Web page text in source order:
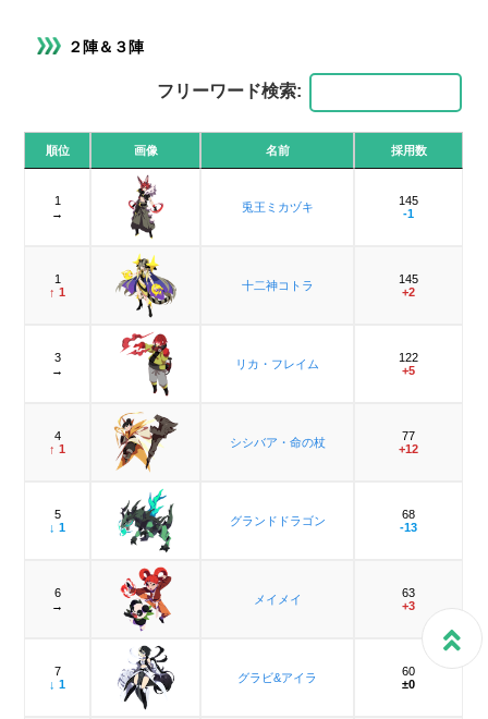
２陣＆３陣
フリーワード検索:
順位 画像 名前 採用数
1
→
兎王ミカヅキ
145
-1
1
↑ 1
十二神コトラ
145
+2
3
→
リカ・フレイム
122
+5
4
↑ 1
シシバア・命の杖
77
+12
5
↓ 1
グランドドラゴン
68
-13
6
→
メイメイ
63
+3
7
↓ 1
グラビ&アイラ
60
±0